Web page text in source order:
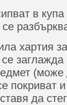
в купа
хартия
заглажда
(може
покриват и
да